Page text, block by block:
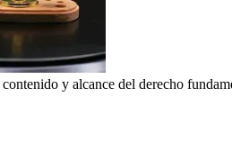
y alcance del derecho